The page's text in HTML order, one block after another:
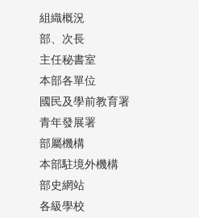
組織概況
部、次長
主任秘書室
本部各單位
國民及學前教育署
青年發展署
部屬機構
本部駐境外機構
部史網站
各級學校